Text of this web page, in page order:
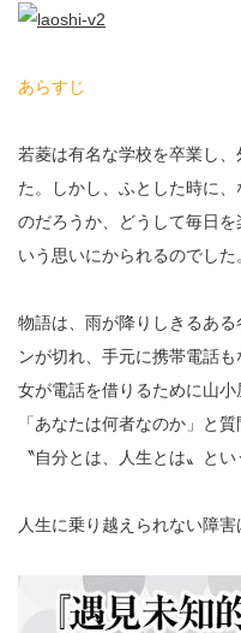
あらすじ
若菱は有名な学校を卒業し
た。しかし、ふとした時に
のだろうか、どうして毎日
いう思いにかられるのでした
物語は、雨が降りしきるあ
ンが切れ、手元に携帯電話
女が電話を借りるために山
「あなたは何者なのか」と
〝自分とは、人生とは〟と
人生に乗り越えられない障